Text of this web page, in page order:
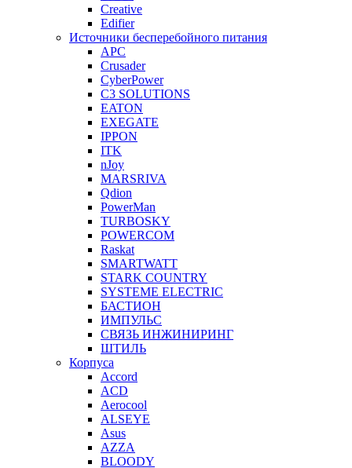
Creative
Edifier
Источники бесперебойного питания
APC
Crusader
CyberPower
C3 SOLUTIONS
EATON
EXEGATE
IPPON
ITK
nJoy
MARSRIVA
Qdion
PowerMan
TURBOSKY
POWERCOM
Raskat
SMARTWATT
STARK COUNTRY
SYSTEME ELECTRIC
БАСТИОН
ИМПУЛЬС
СВЯЗЬ ИНЖИНИРИНГ
ШТИЛЬ
Корпуса
Accord
ACD
Aerocool
ALSEYE
Asus
AZZA
BLOODY